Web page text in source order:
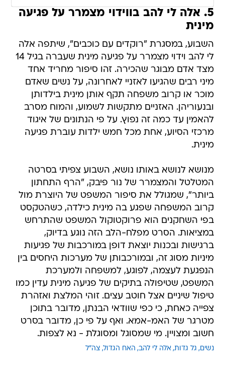
5. אלה לי להב בווידוי מצמרר על פגיעה
מינית
השבוע, במסגרת "רוקדים עם כוכבים", שיתפה אלה
לי להב וידוי מצמרר על פגיעה מינית שעברה בגיל 14
מצד אדם מבוגר שהכירה. זהו סיפור מחריד אחד
מיני רבים שהגיעו לאזניי לאחרונה, על נשים שאדם
מוכר או קרוב משפחה תקף אותן מינית בילדותן
ובנעוריהן. האזניים מתקשות לשמוע, והמוח מסרב
להאמין עד כמה זה נפוץ. על פי הנתונים של איגוד
מרכזי הסיוע, אחת מכל חמש ילדות עוברת פגיעה
מינית.
מנושא לנושא באותו נושא, השבוע צפיתי בסרטה
המטלטל והמצמרר של נור פיבק, "הרף התחתון
ביותר", שמגולל את סיפור המשפט של היוצרת מול
קרוב המשפחה שפגע בה מינית כילדה, כשהטקסט
בפי השחקנים הוא פרוקטוקול המשפט שהתרחש
במציאות. הסרט מפלח-הלב הזה נוגע בדיוק,
ברגישות ובכנות יוצאת דופן במורכבות של פגיעות
מיניות מסוג זה, ובמורכבותן של מערכות היחסים בין
הנפגעת לעצמה, לפוגע, למשפחה ולמערכת
המשפט, שטיפולה בתיקים של פגיעה מינית עדין כמו
טיפול שיניים אצל חוטב עצים. זוהי המלצת ואזהרת
צפייה כאחת, כי כפי שוודאי הבנתן, מדובר בתוכן
מטרגר של האמ-אמא. ואף על פי כן, מדובר בסרט
חשוב ומצויין. מי שמסוגל ומסוגלת - נא לצפות.
נשים גל גדות אלה לי להב האח הגדול צה"ל